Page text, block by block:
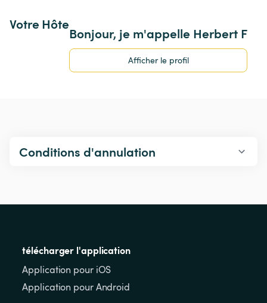
Votre Hôte
Bonjour, je m'appelle Herbert F
Afficher le profil
Conditions d'annulation
télécharger l'application
Application pour iOS
Application pour Android